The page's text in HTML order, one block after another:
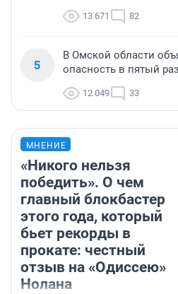
13 671 82
5
В Омской области
опасность в пятый раз
12 049 33
МНЕНИЕ
«Никого нельзя
победить». О чем
главный блокбастер
этого года, который
бьет рекорды в
прокате: честный
отзыв на «Одиссею»
Нолана